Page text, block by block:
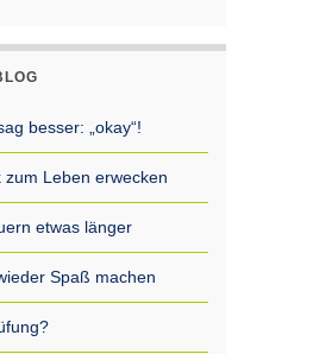
besser: „okay“!
zum Leben erwecken
etwas länger
Spaß machen